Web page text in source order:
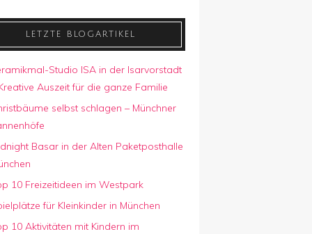
LETZTE BLOGARTIKEL
Studio ISA in der Isarvorstadt
Auszeit für die ganze Familie
selbst schlagen – Münchner
Basar in der Alten Paketposthalle
10 Freizeitideen im Westpark
für Kleinkinder in München
10 Aktivitäten mit Kindern im